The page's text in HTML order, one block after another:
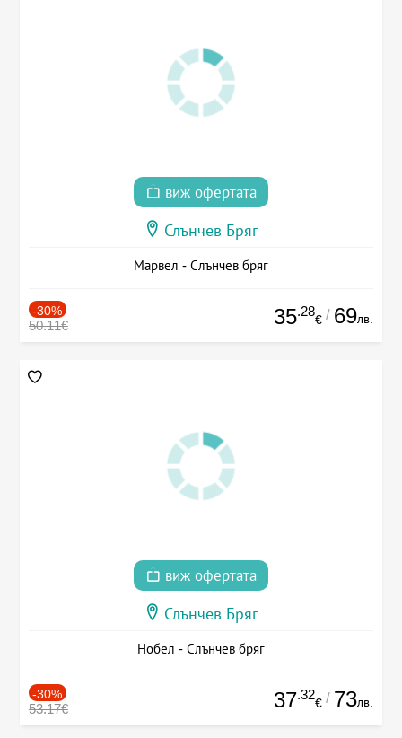
виж офертата
Слънчев Бряг
Марвел - Слънчев бряг
-30%
50.11€ 35.28
€ / 69лв.
виж офертата
Слънчев Бряг
Нобел - Слънчев бряг
-30%
53.17€ 37.32
€ / 73лв.